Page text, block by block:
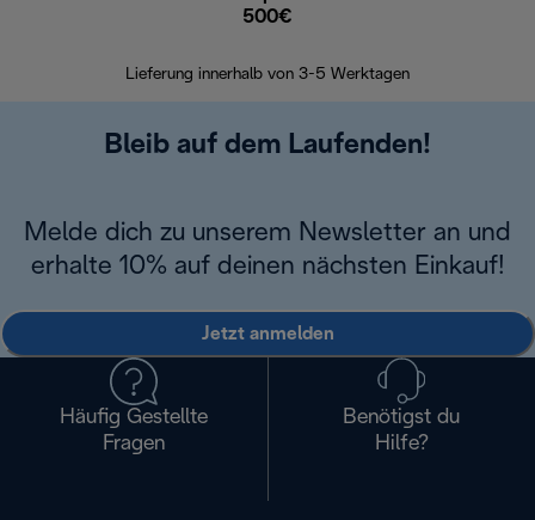
500€
Lieferung innerhalb von 3-5 Werktagen
Bleib auf dem Laufenden!
Melde dich zu unserem Newsletter an und
erhalte 10% auf deinen nächsten Einkauf!
Jetzt anmelden
Häufig Gestellte
Fragen
Benötigst du
Hilfe?